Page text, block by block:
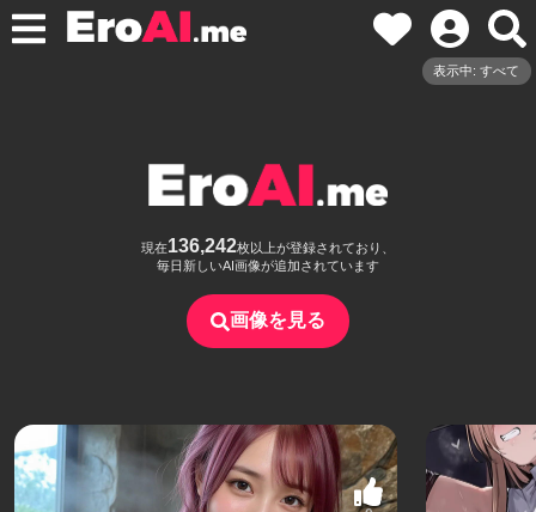
表示中: すべて
現在136,242枚以上が登録されており、
毎日新しいAI画像が追加されています
画像を見る